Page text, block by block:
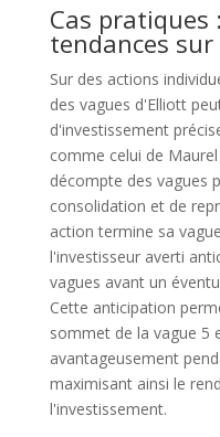
Cas
tendances
Sur des actions
des vagues d'Elliott
d'investissement
comme celui de
décompte des vagues
consolidation et de
action termine sa
l'investisseur averti
vagues avant un
Cette anticipation
sommet de la vague 5
avantageusement
maximisant ainsi le
l'investissement.